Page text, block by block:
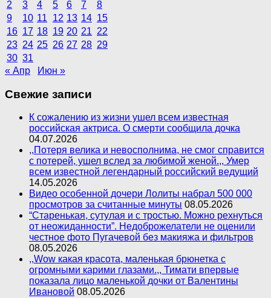
2 3 4 5 6 7
8
9
10 11 12 13 14 15
16 17 18 19 20 21 22
23 24 25 26 27 28 29
30 31
« Апр
Июн »
Свежие записи
К сожалению из жизни ушел всем известная
российская актриса. О смерти сообщила дочка
04.07.2026
,,Потеря велика и невосполнима, не смог справится
с потерей, ушел вслед за любимой женой.,, Умер
всем известной легендарный российский ведущий
14.05.2026
Видео особенной дочери Лолиты набрал 500 000
просмотров за считанные минуты 08.05.2026
“Старенькая, сутулая и с тростью. Можно рехнуться
от неожиданности”. Недоброжелатели не оценили
честное фото Пугачевой без макияжа и фильтров
08.05.2026
,,Wow какая красота, маленькая брюнетка с
огромными карими глазами.,, Тимати впервые
показала лицо маленькой дочки от Валентины
Ивановой 08.05.2026